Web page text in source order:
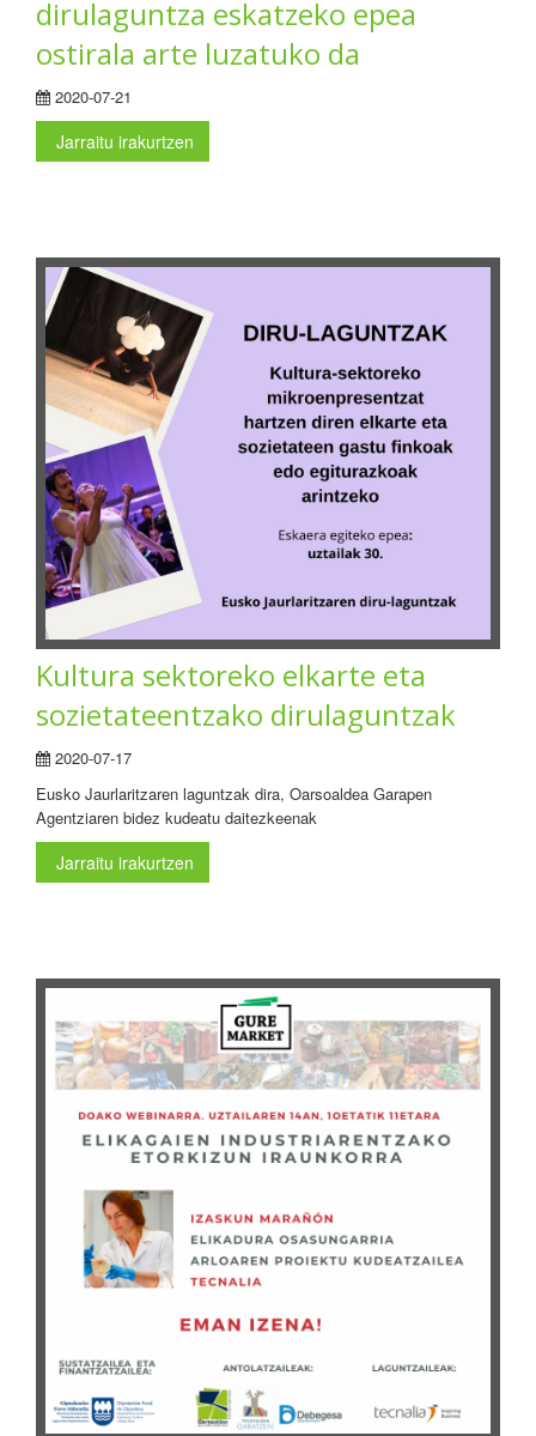
dirulaguntza eskatzeko epea
ostirala arte luzatuko da
2020-07-21
Jarraitu irakurtzen
Kultura sektoreko elkarte eta
sozietateentzako dirulaguntzak
2020-07-17
Eusko Jaurlaritzaren laguntzak dira, Oarsoaldea Garapen
Agentziaren bidez kudeatu daitezkeenak
Jarraitu irakurtzen